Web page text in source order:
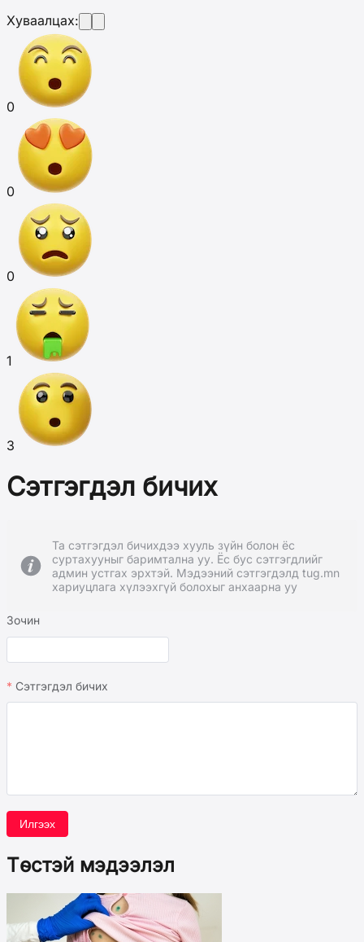
Хуваалцах:
0
0
0
1
3
Сэтгэгдэл бичих
Та сэтгэгдэл бичихдээ хууль зүйн болон ёс
суртахууныг баримтална уу. Ёс бус сэтгэгдлийг
админ устгах эрхтэй. Мэдээний сэтгэгдэлд tug.mn
хариуцлага хүлээхгүй болохыг анхаарна уу
Зочин
Сэтгэгдэл бичих
Илгээх
Төстэй мэдээлэл